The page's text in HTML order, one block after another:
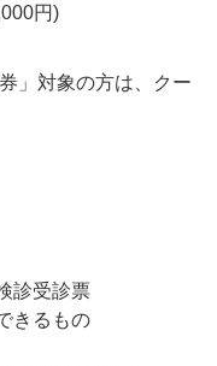
円)
」対象の方は、クー
診受診票
きるもの